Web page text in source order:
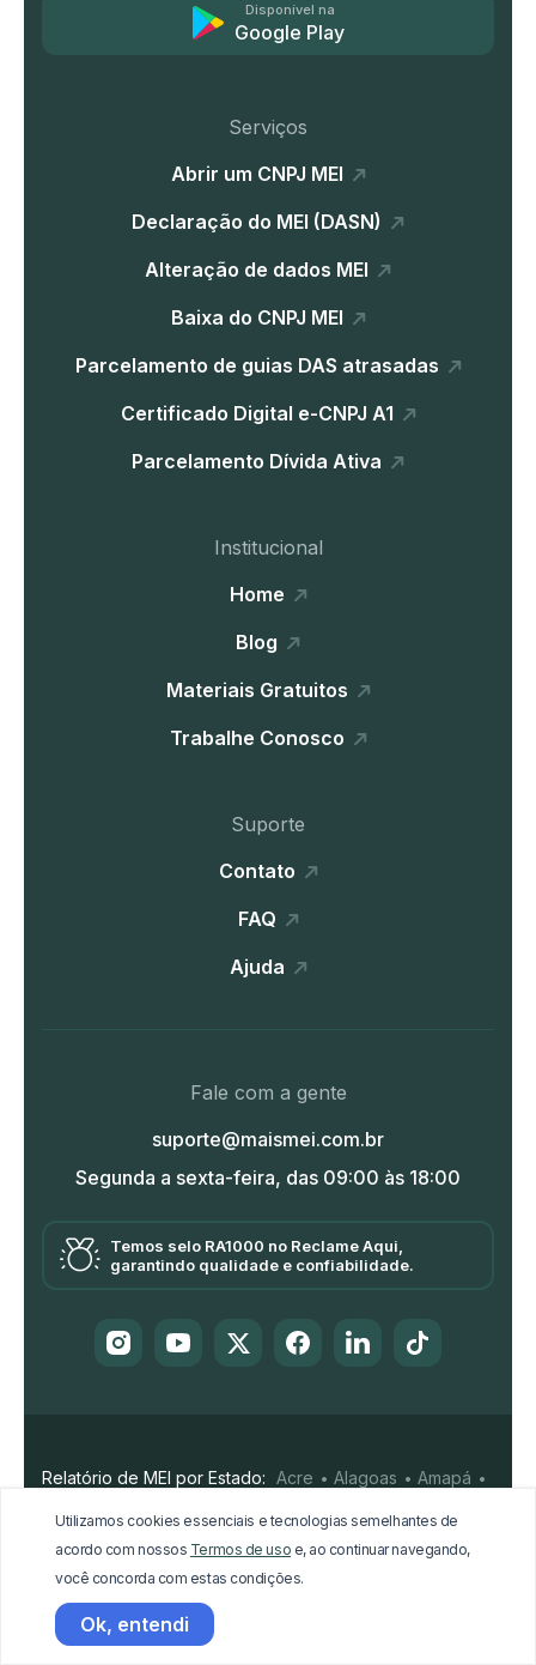
Disponível na
Google Play
Serviços
Abrir um CNPJ MEI
Declaração do MEI (DASN)
Alteração de dados MEI
Baixa do CNPJ MEI
Parcelamento de guias DAS atrasadas
Certificado Digital e-CNPJ A1
Parcelamento Dívida Ativa
Institucional
Home
Blog
Materiais Gratuitos
Trabalhe Conosco
Suporte
Contato
FAQ
Ajuda
Fale com a gente
suporte@maismei.com.br
Segunda a sexta-feira, das 09:00 às 18:00
Temos selo RA1000 no Reclame Aqui,
garantindo qualidade e confiabilidade.
Relatório de MEI por Estado: Acre Alagoas
Amapá
Mato Grosso do Sul
Minas Gerais
Paraíba
Piauí
Rio Grande do Norte
Roraima
Santa Catarina
Utilizamos cookies essenciais e tecnologias semelhantes de
acordo com nossos Termos de uso e, ao continuar navegando,
você concorda com estas condições.
Ok, entendi